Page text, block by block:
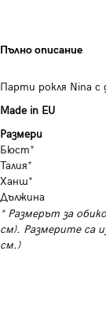
Пълно описание
Парти рокля Nina
Made in EU
Размери
Бюст*
Талия*
Ханш*
Дължина
* Размерът за
см). Размерите са
см.)